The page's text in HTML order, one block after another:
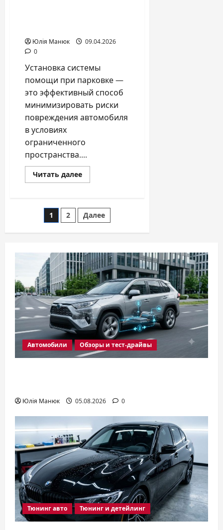
Юлія Манюк
09.04.2026
0
Установка системы
помощи при парковке —
это эффективный способ
минимизировать риски
повреждения автомобиля
в условиях
ограниченного
пространства....
Читать далееПрочитать
больше
подключить
парктроник
и
полный
технический
гид
Пагинация
записей
1 2 Далее
Автомобили Обзоры и тест-драйвы
Юлія Манюк 05.08.2026 0
Тюнинг авто Тюнинг и детейлинг